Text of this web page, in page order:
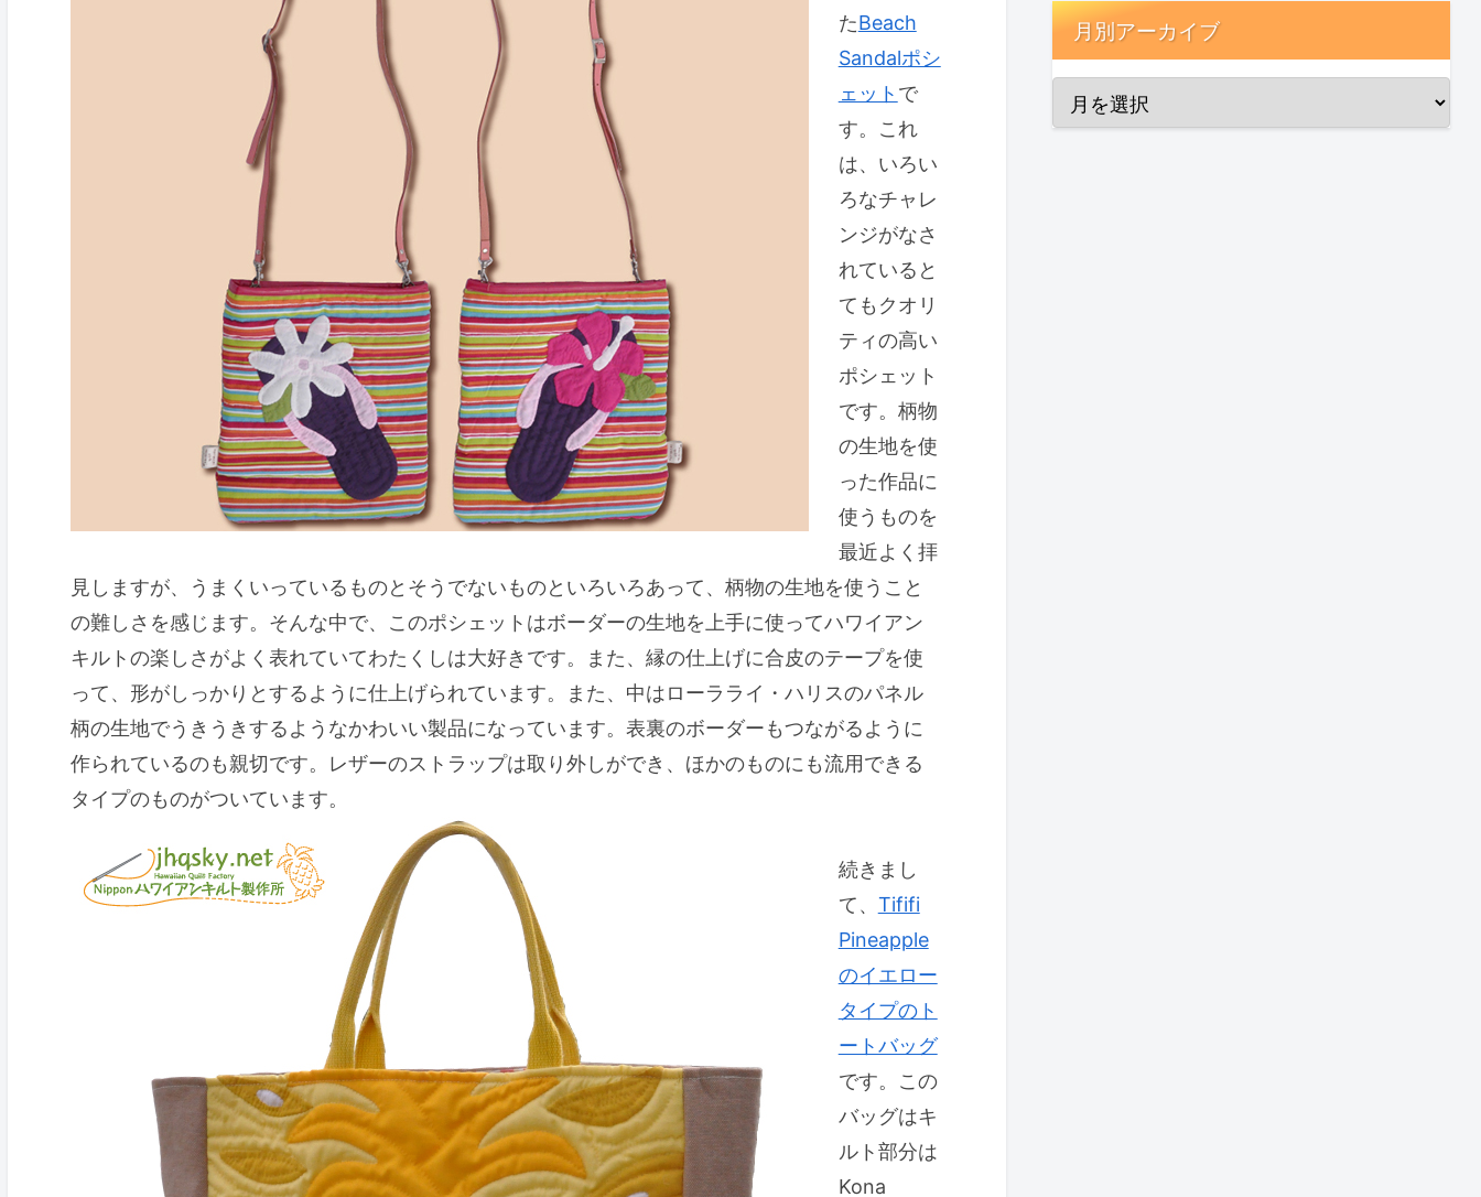
たBeach
Sandalポシ
ェット で
す。これ
は、いろい
ろなチャレ
ンジがなさ
れていると
てもクオリ
ティの高い
ポシェット
です。柄物
の生地を使
った作品に
使うものを
最近よく拝
見しますが、うまくいっているものとそうでないものといろいろあって、柄物の生地を使うこと
の難しさを感じます。そんな中で、このポシェットはボーダーの生地を上手に使ってハワイアン
キルトの楽しさがよく表れていてわたくしは大好きです。また、縁の仕上げに合皮のテープを使
って、形がしっかりとするように仕上げられています。また、中はローラライ・ハリスのパネル
柄の生地でうきうきするようなかわいい製品になっています。表裏のボーダーもつながるように
作られているのも親切です。レザーのストラップは取り外しができ、ほかのものにも流用できる
タイプのものがついています。
続きまし
て、 Tififi
Pineapple
のイエロー
タイプのト
ートバッグ
です。この
バッグはキ
ルト部分は
Kona
月別アーカイブ